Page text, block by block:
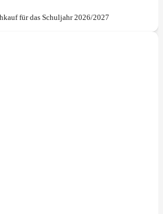
für das Schuljahr 2026/2027